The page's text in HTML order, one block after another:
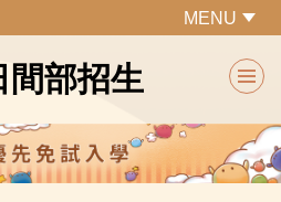
間部招生
MENU